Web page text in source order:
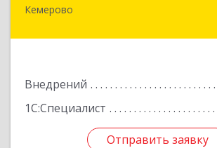
Кемерово
Внедрений
1С:Специалист
Отправить заявку
Отправить заявку